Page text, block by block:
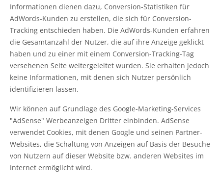
Informationen dienen dazu, Conversion-Statistiken für
AdWords-Kunden zu erstellen, die sich für Conversion-
Tracking entschieden haben. Die AdWords-Kunden erfahren
die Gesamtanzahl der Nutzer, die auf ihre Anzeige geklickt
haben und zu einer mit einem Conversion-Tracking-Tag
versehenen Seite weitergeleitet wurden. Sie erhalten jedoch
keine Informationen, mit denen sich Nutzer persönlich
identifizieren lassen.
Wir können auf Grundlage des Google-Marketing-Services
"AdSense" Werbeanzeigen Dritter einbinden. AdSense
verwendet Cookies, mit denen Google und seinen Partner-
Websites, die Schaltung von Anzeigen auf Basis der Besuche
von Nutzern auf dieser Website bzw. anderen Websites im
Internet ermöglicht wird.